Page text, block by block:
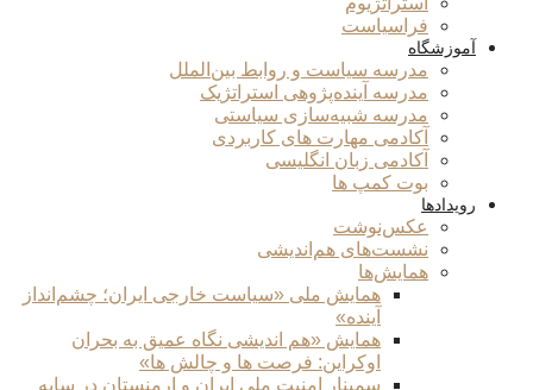
فراسیاست
آموزشگاه
مدرسه سیاست و روابط بین‌الملل
مدرسه آینده‌پژوهی استراتژیک
مدرسه شبیه‌سازی سیاستی
آکادمی مهارت های کاربردی
آکادمی زبان انگلیسی
بوت کمپ ها
رویدادها
عکس‌نوشت
نشست‌های هم‌اندیشی
همایش‌ها
همایش ملی «سیاست خارجی ایران؛ چشم‌انداز
آینده»
همایش «هم اندیشی نگاه عمیق به بحران
اوکراین: فرصت ها و چالش ها»
سمینار امنیت ملی ایران و ارمنستان در سایه